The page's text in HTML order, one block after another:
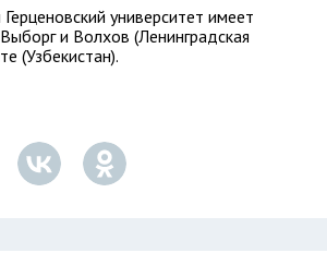
университет имеет
и Волхов (Ленинградская
(Узбекистан).